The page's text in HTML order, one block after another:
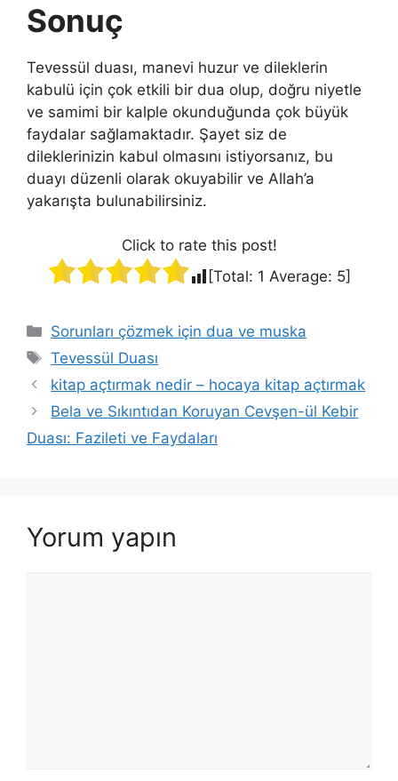
Sonuç
Tevessül duası, manevi huzur ve dileklerin
kabulü için çok etkili bir dua olup, doğru niyetle
ve samimi bir kalple okunduğunda çok büyük
faydalar sağlamaktadır. Şayet siz de
dileklerinizin kabul olmasını istiyorsanız, bu
duayı düzenli olarak okuyabilir ve Allah’a
yakarışta bulunabilirsiniz.
Click to rate this post!
[Total: 1 Average: 5]
Sorunları çözmek için dua ve muska
Tevessül Duası
kitap açtırmak nedir – hocaya kitap açtırmak
Bela ve Sıkıntıdan Koruyan Cevşen-ül Kebir
Duası: Fazileti ve Faydaları
Yorum yapın